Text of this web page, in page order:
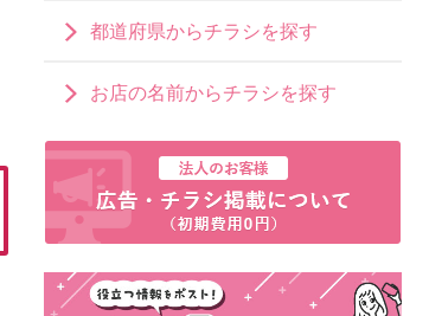
都道府県からチラシを探す
お店の名前からチラシを探す